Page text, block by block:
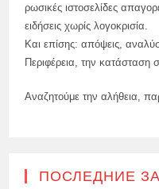
ρωσικές ιστοσελίδες
ειδήσεις χωρίς λογοκρισία.
Και επίσης: απόψεις,
Περιφέρεια, την κατάσταση
Αναζητούμε την αλήθεια,
ПОСЛЕДНИЕ